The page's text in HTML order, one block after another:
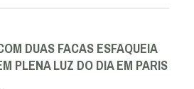
DUAS FACAS ESFAQUEIA
PLENA LUZ DO DIA EM PARIS